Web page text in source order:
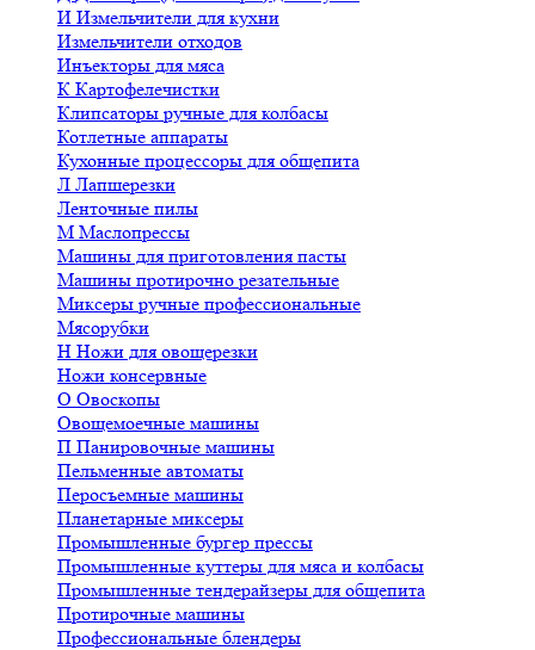
И Измельчители для кухни
Измельчители отходов
Инъекторы для мяса
К Картофелечистки
Клипсаторы ручные для колбасы
Котлетные аппараты
Кухонные процессоры для общепита
Л Лапшерезки
Ленточные пилы
М Маслопрессы
Машины для приготовления пасты
Машины протирочно резательные
Миксеры ручные профессиональные
Мясорубки
Н Ножи для овощерезки
Ножи консервные
О Овоскопы
Овощемоечные машины
П Панировочные машины
Пельменные автоматы
Перосъемные машины
Планетарные миксеры
Промышленные бургер прессы
Промышленные куттеры для мяса и колбасы
Промышленные тендерайзеры для общепита
Протирочные машины
Профессиональные блендеры